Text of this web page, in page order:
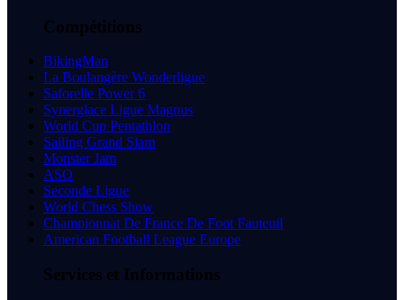
Compétitions
BikingMan
La Boulangère Wonderligue
Saforelle Power 6
Synerglace Ligue Magnus
World Cup Pentathlon
Sailing Grand Slam
Monster Jam
ASO
Seconde Ligue
World Chess Show
Championnat De France De Foot Fauteuil
American Football League Europe
Services et Informations